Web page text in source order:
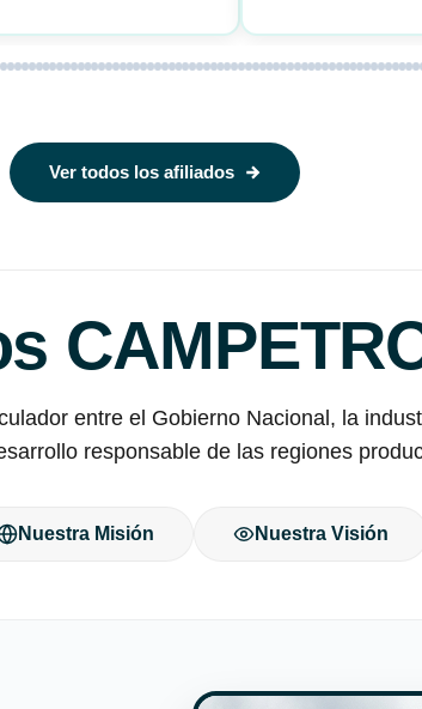
Ver todos los afiliados
entre el Gobierno Nacional, la
responsable de las regiones
Nuestra Misión Nuestra Visión